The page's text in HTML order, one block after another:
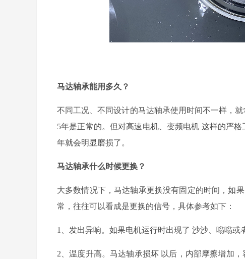
马达轴承能用多久？
不同工况、不同设计的马达轴承使用时间不一样，就
5年是正常的。 但对高速电机、变频电机 这样的严格
年就会明显磨损了。
马达轴承什么时候更换？
大多数情况下，马达轴承更换没有固定的时间，如果
常，往往可以看成是更换的信号，具体参考如下：
1 、发出异响。 如果电机运行时出现了 沙沙、嗡嗡或
2 、温度升高。马达轴承损坏 以后 ，内部摩擦增加，